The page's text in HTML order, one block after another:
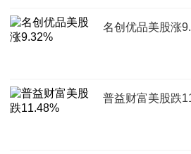
名创优品美股涨
普益财富美股跌